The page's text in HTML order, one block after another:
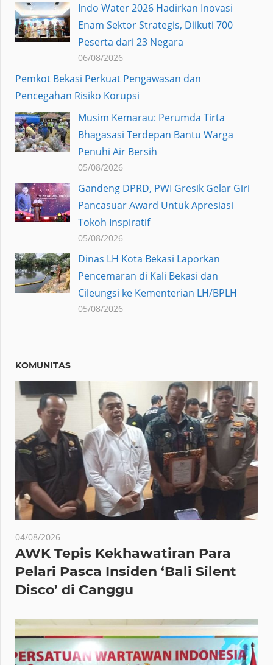
Indo Water 2026 Hadirkan Inovasi
Enam Sektor Strategis, Diikuti 700
Peserta dari 23 Negara
06/08/2026
Pemkot Bekasi Perkuat Pengawasan dan
Pencegahan Risiko Korupsi
Musim Kemarau: Perumda Tirta
Bhagasasi Terdepan Bantu Warga
Penuhi Air Bersih
05/08/2026
Gandeng DPRD, PWI Gresik Gelar Giri
Pancasuar Award Untuk Apresiasi
Tokoh Inspiratif
05/08/2026
Dinas LH Kota Bekasi Laporkan
Pencemaran di Kali Bekasi dan
Cileungsi ke Kementerian LH/BPLH
05/08/2026
KOMUNITAS
04/08/2026
AWK Tepis Kekhawatiran Para
Pelari Pasca Insiden ‘Bali Silent
Disco’ di Canggu